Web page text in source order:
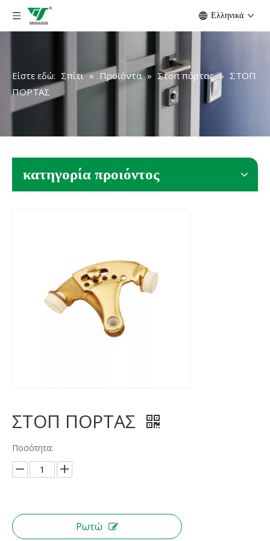
Ελληνικά
Είστε εδώ: Σπίτι » Προϊόντα » Στοπ πόρτας » ΣΤΟΠ
ΠΟΡΤΑΣ
κατηγορία προιόντος
ΣΤΟΠ ΠΟΡΤΑΣ
Ποσότητα:
Ρωτώ